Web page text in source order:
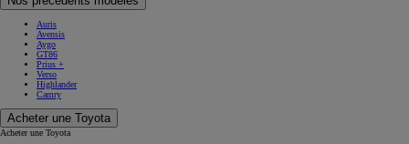
Auris
Avensis
Aygo
GT86
Prius +
Verso
Highlander
Camry
Acheter une Toyota
Acheter une Toyota